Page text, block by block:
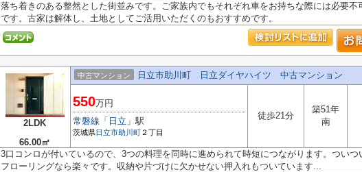
落ち着きのある整然とした街並みです。ご家族内でもそれぞれ車をお持ちな際には必要不
です。古家は解体し、土地としてご活用いただくのもおすすめです。
2LDK
66.00㎡
中古マンション 日立市助川町 日立ダイヤハイツ 中古マンション
550万円
常磐線 「 日立 」駅
茨城県日立市助川町 ２丁目
徒歩21分
築51年
南
3口コンロが付いているので、3つの料理を同時に進められて時短につながります。ついつ
フローリングなら楽々です。収納や片づけに欠かせない押入れもついています...